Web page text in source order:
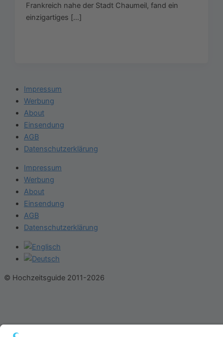
Frankreich nahe der Stadt Chaumeil, fand ein
einzigartiges […]
Impressum
Werbung
About
Einsendung
AGB
Datenschutzerklärung
Impressum
Werbung
About
Einsendung
AGB
Datenschutzerklärung
© Hochzeitsguide 2011-2026